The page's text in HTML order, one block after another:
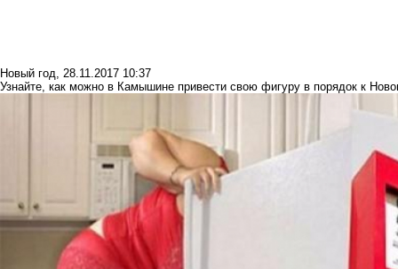
Новый год, 28.11.2017 10:37
Узнайте, как можно в Камышине привести свою фигуру в порядок к